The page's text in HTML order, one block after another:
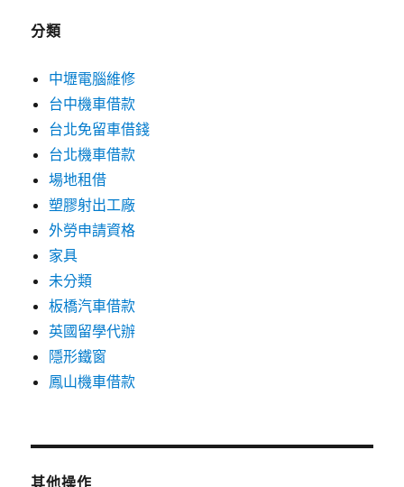
分類
中壢電腦維修
台中機車借款
台北免留車借錢
台北機車借款
場地租借
塑膠射出工廠
外勞申請資格
家具
未分類
板橋汽車借款
英國留學代辦
隱形鐵窗
鳳山機車借款
其他操作